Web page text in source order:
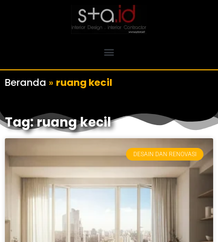
Beranda » ruang kecil
Tag: ruang kecil
DESAIN DAN RENOVASI